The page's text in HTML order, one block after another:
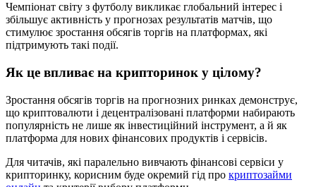
Чемпіонат світу з футболу викликає глобальний інтерес і
збільшує активність у прогнозах результатів матчів, що
стимулює зростання обсягів торгів на платформах, які
підтримують такі події.
Як це впливає на крипторинок у цілому?
Зростання обсягів торгів на прогнозних ринках демонструє,
що криптовалюти і децентралізовані платформи набирають
популярність не лише як інвестиційний інструмент, а й як
платформа для нових фінансових продуктів і сервісів.
Для читачів, які паралельно вивчають фінансові сервіси у
крипторинку, корисним буде окремий гід про криптозайми